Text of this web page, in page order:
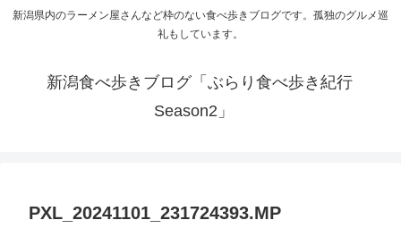
新潟県内のラーメン屋さんなど枠のない食べ歩きブログです。孤独のグルメ巡
礼もしています。
新潟食べ歩きブログ「ぶらり食べ歩き紀行
Season2」
PXL_20241101_231724393.MP